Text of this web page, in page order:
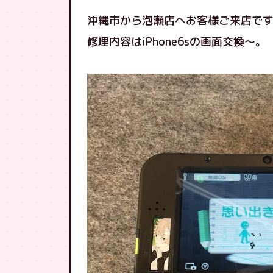
沖縄市から泡瀬店へお客様ご来店で
修理内容はiPhone6sの画面交換〜。